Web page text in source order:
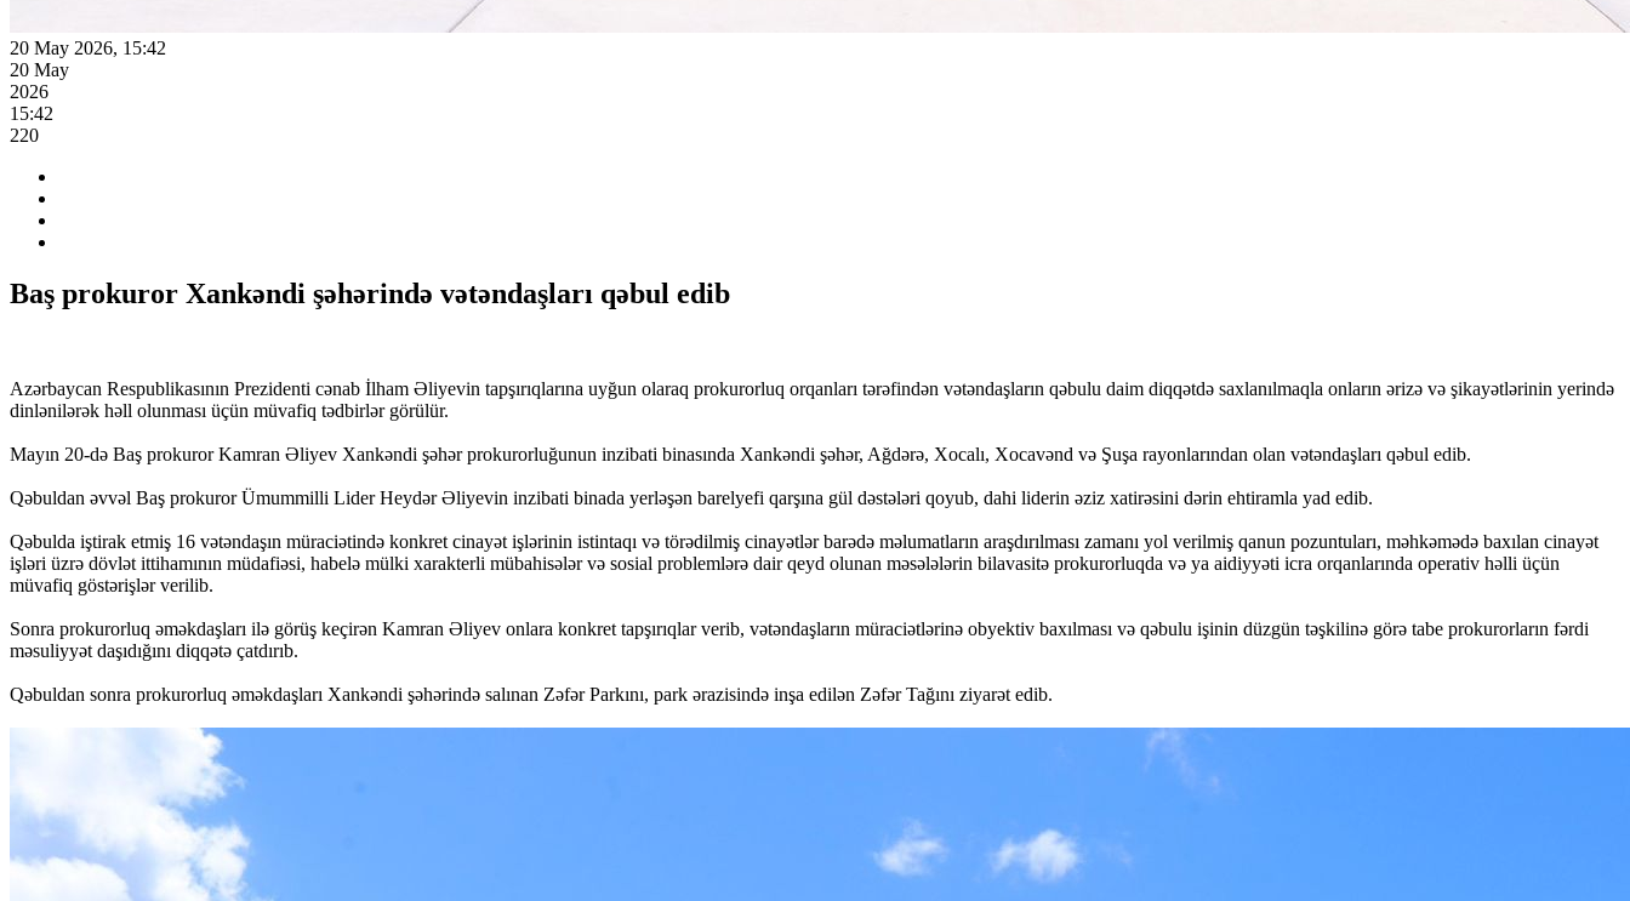
20 May 2026, 15:42
20 May
2026
15:42
220
Baş prokuror Xankəndi şəhərində vətəndaşları qəbul edib
Azərbaycan Respublikasının Prezidenti cənab İlham Əliyevin tapşırıqlarına uyğun olaraq prokurorluq orqanları tərəfindən vətəndaşların qəbulu daim diqqətdə saxlanılmaqla onların ərizə və şikayətlərinin yerində
dinlənilərək həll olunması üçün müvafiq tədbirlər görülür.
Mayın 20-də Baş prokuror Kamran Əliyev Xankəndi şəhər prokurorluğunun inzibati binasında Xankəndi şəhər, Ağdərə, Xocalı, Xocavənd və Şuşa rayonlarından olan vətəndaşları qəbul edib.
Qəbuldan əvvəl Baş prokuror Ümummilli Lider Heydər Əliyevin inzibati binada yerləşən barelyefi qarşına gül dəstələri qoyub, dahi liderin əziz xatirəsini dərin ehtiramla yad edib.
Qəbulda iştirak etmiş 16 vətəndaşın müraciətində konkret cinayət işlərinin istintaqı və törədilmiş cinayətlər barədə məlumatların araşdırılması zamanı yol verilmiş qanun pozuntuları, məhkəmədə baxılan cinayət
işləri üzrə dövlət ittihamının müdafiəsi, habelə mülki xarakterli mübahisələr və sosial problemlərə dair qeyd olunan məsələlərin bilavasitə prokurorluqda və ya aidiyyəti icra orqanlarında operativ həlli üçün
müvafiq göstərişlər verilib.
Sonra prokurorluq əməkdaşları ilə görüş keçirən Kamran Əliyev onlara konkret tapşırıqlar verib, vətəndaşların müraciətlərinə obyektiv baxılması və qəbulu işinin düzgün təşkilinə görə tabe prokurorların fərdi
məsuliyyət daşıdığını diqqətə çatdırıb.
Qəbuldan sonra prokurorluq əməkdaşları Xankəndi şəhərində salınan Zəfər Parkını, park ərazisində inşa edilən Zəfər Tağını ziyarət edib.